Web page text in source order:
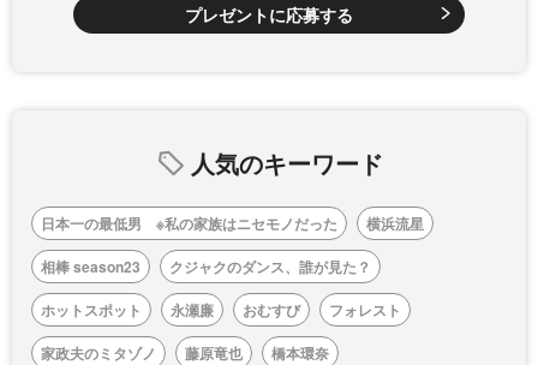
プレゼントに応募する
人気のキーワード
日本一の最低男 ※私の家族はニセモノだった
横浜流星
相棒 season23
クジャクのダンス、誰が見た？
ホットスポット
永瀬廉 おむすび
フォレスト
家政夫のミタゾノ
藤原竜也
橋本環奈